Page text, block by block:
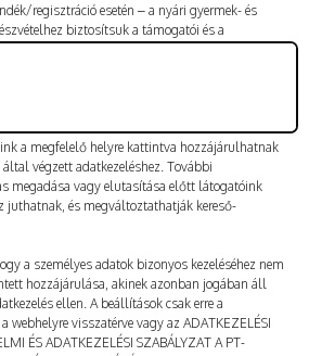
regisztráció esetén – a nyári gyermek- és
biztosítsuk a támogatói és a
feltételeket és a táborszervezéssel
a partnereink eszközleolvasásos módszerrel
és azonosítási információkat is
a megfelelő helyre kattintva hozzájárulhatnak
végzett adatkezeléshez. További
megadása vagy elutasítása előtt látogatóink
juthatnak, és megváltoztathatják kereső-
a személyes adatok bizonyos kezeléséhez nem
hozzájárulása, akinek azonban jogában áll
ellen. A beállítások csak erre a
webhelyre visszatérve vagy az ADATKEZELÉSI
ÉS ADATKEZELÉSI SZABÁLYZAT A PT-
és weboldalcímem mentése
következő hozzászólásomhoz.